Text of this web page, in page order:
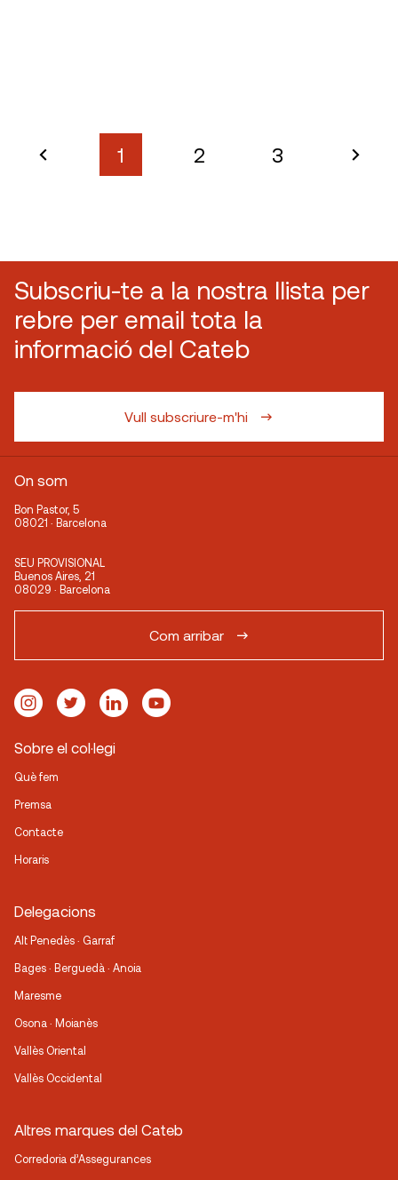
1 2 3
Subscriu-te a la nostra llista per
rebre per email tota la
informació del Cateb
Vull subscriure-m'hi
On som
Bon Pastor, 5
08021 · Barcelona
SEU PROVISIONAL
Buenos Aires, 21
08029 · Barcelona
Com arribar
Sobre el col·legi
Què fem
Premsa
Contacte
Horaris
Delegacions
Alt Penedès · Garraf
Bages · Berguedà · Anoia
Maresme
Osona · Moianès
Vallès Oriental
Vallès Occidental
Altres marques del Cateb
Corredoria d’Assegurances